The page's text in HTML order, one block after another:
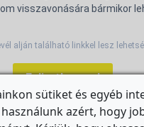
visszavonására bármikor
alján található linkkel lesz
Feliratkozom!
sütiket és egyéb
azért, hogy